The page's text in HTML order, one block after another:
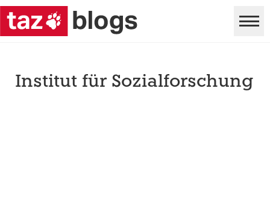
Institut für Sozialforschung